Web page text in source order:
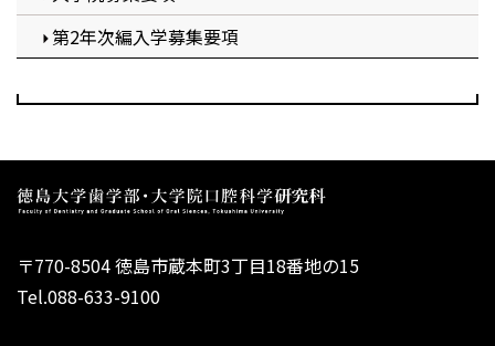
第2年次編入学募集要項
〒770-8504 徳島市蔵本町3丁目18番地の15
Tel.088-633-9100